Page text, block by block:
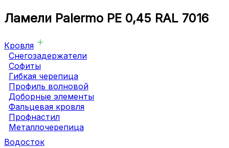
Ламели Palermo PE 0,45 RAL 7016
Кровля
Снегозадержатели
Софиты
Гибкая черепица
Профиль волновой
Доборные элементы
Фальцевая кровля
Профнастил
Металлочерепица
Водосток